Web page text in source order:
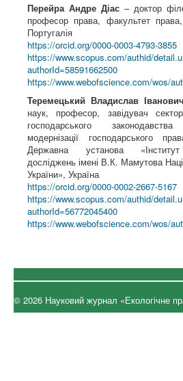
Перейра Андре Діас – доктор
професор права, факультет права,
Португалія
https://orcid.org/0000-0003-4793-3855
https://www.scopus.com/authid/
authorId=58591662500
https://www.webofscience.com/wos/
Теремецький Владислав Іванович
наук, професор, завідувач
господарського
модернізації господарського
Державна установа «Інститут
досліджень імені В.К. Мамутова
України», Україна
https://orcid.org/0000-0002-2667-5167
https://www.scopus.com/authid/
authorId=56772045400
https://www.webofscience.com/wos/
© 2026 Науковий журнал «Екологічне